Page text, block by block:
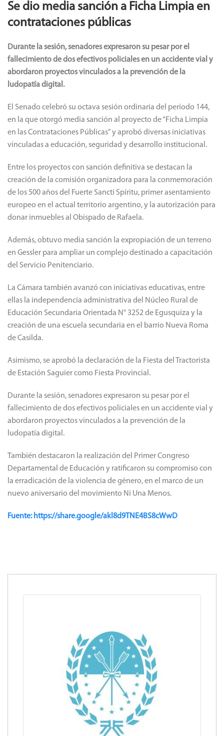
Se dio media sanción a Ficha Limpia en
contrataciones públicas
Durante la sesión, senadores expresaron su pesar por el
fallecimiento de dos efectivos policiales en un accidente vial y
abordaron proyectos vinculados a la prevención de la
ludopatía digital.
El Senado celebró su octava sesión ordinaria del período 144,
en la que otorgó media sanción al proyecto de “Ficha Limpia
en las Contrataciones Públicas” y aprobó diversas iniciativas
vinculadas a educación, seguridad y desarrollo institucional.
Entre los proyectos con sanción definitiva se destacan la
creación de la comisión organizadora para la conmemoración
de los 500 años del Fuerte Sancti Spíritu, primer asentamiento
europeo en el actual territorio argentino, y la autorización para
donar inmuebles al Obispado de Rafaela.
Además, obtuvo media sanción la expropiación de un terreno
en Gessler para ampliar un complejo destinado a capacitación
del Servicio Penitenciario.
La Cámara también avanzó con iniciativas educativas, entre
ellas la independencia administrativa del Núcleo Rural de
Educación Secundaria Orientada N° 3252 de Egusquiza y la
creación de una escuela secundaria en el barrio Nueva Roma
de Casilda.
Asimismo, se aprobó la declaración de la Fiesta del Tractorista
de Estación Saguier como Fiesta Provincial.
Durante la sesión, senadores expresaron su pesar por el
fallecimiento de dos efectivos policiales en un accidente vial y
abordaron proyectos vinculados a la prevención de la
ludopatía digital.
También destacaron la realización del Primer Congreso
Departamental de Educación y ratificaron su compromiso con
la erradicación de la violencia de género, en el marco de un
nuevo aniversario del movimiento Ni Una Menos.
Fuente: https://share.google/akl8d9TNE4BS8cWwD